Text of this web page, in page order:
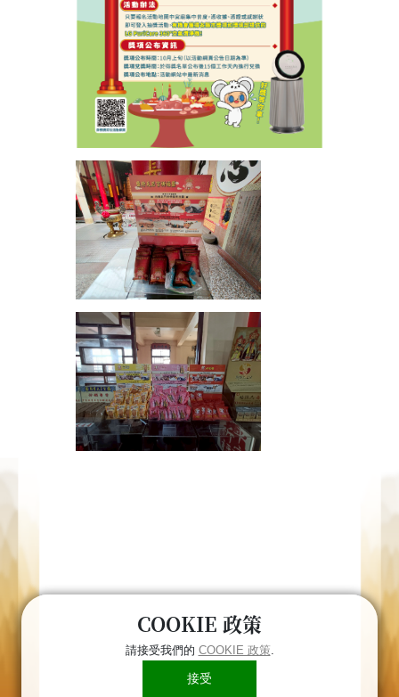
COOKIE 政策
請接受我們的 COOKIE 政策.
接受